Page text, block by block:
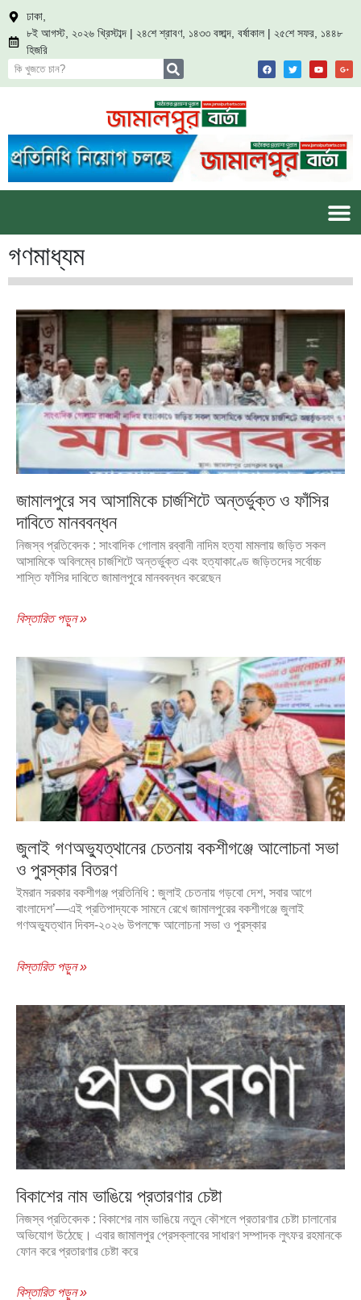
ঢাকা,
৮ই আগস্ট, ২০২৬ খ্রিস্টাব্দ | ২৪শে শ্রাবণ, ১৪৩৩ বঙ্গাব্দ, বর্ষাকাল | ২৫শে সফর, ১৪৪৮
হিজরি
গণমাধ্যম
জামালপুরে সব আসামিকে চার্জশিটে অন্তর্ভুক্ত ও ফাঁসির
দাবিতে মানববন্ধন
নিজস্ব প্রতিবেদক : সাংবাদিক গোলাম রব্বানী নাদিম হত্যা মামলায় জড়িত সকল
আসামিকে অবিলম্বে চার্জশিটে অন্তর্ভুক্ত এবং হত্যাকাণ্ডে জড়িতদের সর্বোচ্চ
শাস্তি ফাঁসির দাবিতে জামালপুরে মানববন্ধন করেছেন
বিস্তারিত পড়ুন »
জুলাই গণঅভ্যুত্থানের চেতনায় বকশীগঞ্জে আলোচনা সভা
ও পুরস্কার বিতরণ
ইমরান সরকার বকশীগঞ্জ প্রতিনিধি : জুলাই চেতনায় গড়বো দেশ, সবার আগে
বাংলাদেশ’—এই প্রতিপাদ্যকে সামনে রেখে জামালপুরের বকশীগঞ্জে জুলাই
গণঅভ্যুত্থান দিবস-২০২৬ উপলক্ষে আলোচনা সভা ও পুরস্কার
বিস্তারিত পড়ুন »
বিকাশের নাম ভাঙিয়ে প্রতারণার চেষ্টা
নিজস্ব প্রতিবেদক : বিকাশের নাম ভাঙিয়ে নতুন কৌশলে প্রতারণার চেষ্টা চালানোর
অভিযোগ উঠেছে। এবার জামালপুর প্রেসক্লাবের সাধারণ সম্পাদক লুৎফর রহমানকে
ফোন করে প্রতারণার চেষ্টা করে
বিস্তারিত পড়ুন »